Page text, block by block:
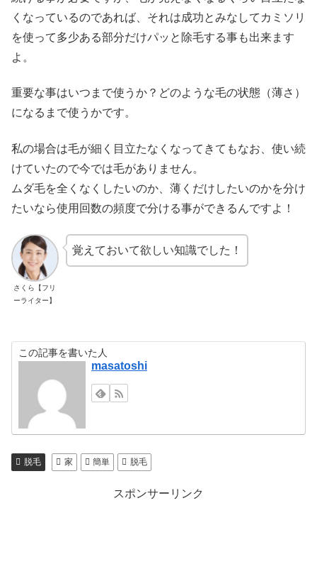
くなっているのであれば、それは成功とみなしてカミソリ
を使って多少ある部分だけパッと除毛する事も出来ます
よ。
重要な事はいつまで使うか？どのような毛の状態（薄さ）
になるまで使うかです。
私の場合は毛が細く目立たなくなってきてもなお、使い続
けていたので今では毛がありません。
ムダ毛を全くなくしたいのか、薄くだけしたいのかを分け
たいなら使用回数の頻度で分ける事ができるんですよ！
さくら【フリ
ーライター】
覚えておいて欲しい知識でした！
この記事を書いた人
masatoshi
脱毛 家 簡単 脱毛
スポンサーリンク